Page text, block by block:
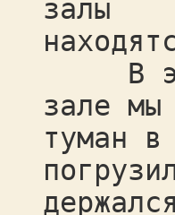
залы
В
зале мы
туман